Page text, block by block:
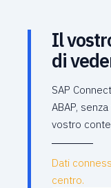
Il
di
SAP
ABAP,
vostro
Dati
centro.